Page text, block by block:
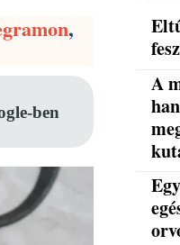
,
ben
A